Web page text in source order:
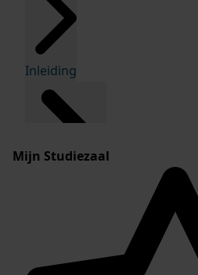
Inleiding
Mijn Studiezaal